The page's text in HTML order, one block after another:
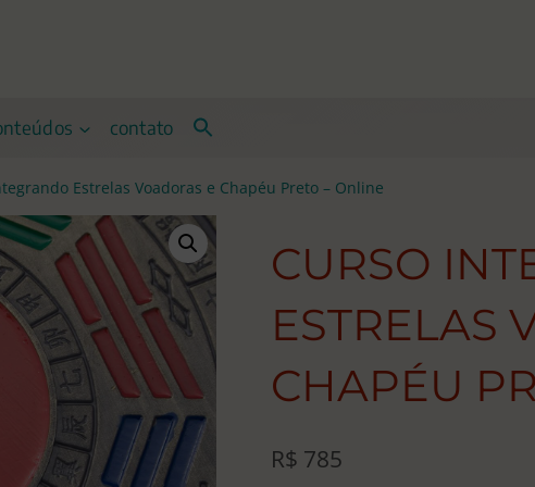
contato
Estrelas Voadoras e Chapéu Preto – Online
CURSO
ESTRELAS
CHAPÉU
R$ 785